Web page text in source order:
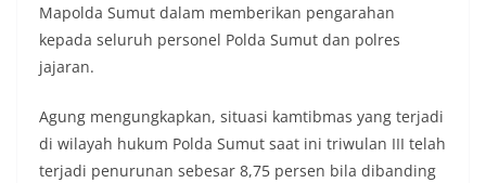
Mapolda Sumut dalam memberikan pengarahan
kepada seluruh personel Polda Sumut dan polres
jajaran.
Agung mengungkapkan, situasi kamtibmas yang terjadi
di wilayah hukum Polda Sumut saat ini triwulan III telah
terjadi penurunan sebesar 8,75 persen bila dibanding